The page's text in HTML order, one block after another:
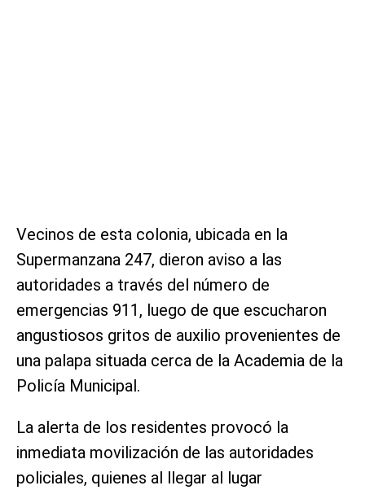
Vecinos de esta colonia, ubicada en la
Supermanzana 247, dieron aviso a las
autoridades a través del número de
emergencias 911, luego de que escucharon
angustiosos gritos de auxilio provenientes de
una palapa situada cerca de la Academia de la
Policía Municipal.
La alerta de los residentes provocó la
inmediata movilización de las autoridades
policiales, quienes al llegar al lugar